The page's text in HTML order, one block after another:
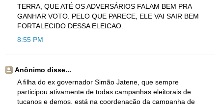
TERRA, QUE ATÉ OS ADVERSÁRIOS FALAM BEM PRA
GANHAR VOTO. PELO QUE PARECE, ELE VAI SAIR BEM
FORTALECIDO DESSA ELEICAO.
8:55 PM
Anônimo disse...
A filha do ex governador Simão Jatene, que sempre
participou ativamente de todas campanhas eleitorais de
tucanos e demos, está na coordenação da campanha de